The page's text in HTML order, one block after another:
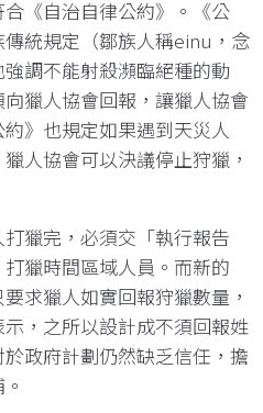
合《自治自律公約》。《公
統規定（鄒族人稱einu，念
調不能射殺瀕臨絕種的動
獵人協會回報，讓獵人協會
》也規定如果遇到天災人
人協會可以決議停止狩獵，
獵完，必須交「執行報告
獵時間區域人員。而新的
求獵人如實回報狩獵數量，
，之所以設計成不須回報姓
政府計劃仍然缺乏信任，擔